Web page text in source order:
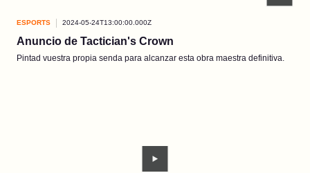
ESPORTS 2024-05-24T13:00:00.000Z
Anuncio de Tactician's Crown
Pintad vuestra propia senda para alcanzar esta obra maestra definitiva.